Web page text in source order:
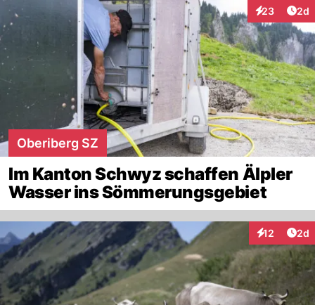
23
Interaktionen
2d
Oberiberg SZ
Im Kanton Schwyz schaffen Älpler
Wasser ins Sömmerungsgebiet
12
Interaktionen
2d